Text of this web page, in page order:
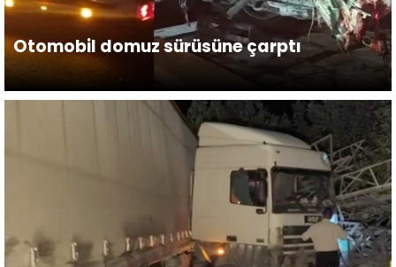
Otomobil domuz sürüsüne çarptı